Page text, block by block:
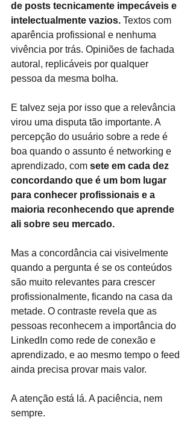
de posts tecnicamente impecáveis e
intelectualmente vazios. Textos com
aparência profissional e nenhuma
vivência por trás. Opiniões de fachada
autoral, replicáveis por qualquer
pessoa da mesma bolha.
E talvez seja por isso que a relevância
virou uma disputa tão importante. A
percepção do usuário sobre a rede é
boa quando o assunto é networking e
aprendizado, com sete em cada dez
concordando que é um bom lugar
para conhecer profissionais e a
maioria reconhecendo que aprende
ali sobre seu mercado.
Mas a concordância cai visivelmente
quando a pergunta é se os conteúdos
são muito relevantes para crescer
profissionalmente, ficando na casa da
metade. O contraste revela que as
pessoas reconhecem a importância do
LinkedIn como rede de conexão e
aprendizado, e ao mesmo tempo o feed
ainda precisa provar mais valor.
A atenção está lá. A paciência, nem
sempre.